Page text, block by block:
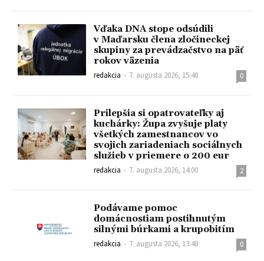
Vďaka DNA stope odsúdili
v Maďarsku člena zločineckej
skupiny za prevádzačstvo na päť
rokov väzenia
redakcia - 7. augusta 2026, 15:40 0
Prilepšia si opatrovateľky aj
kuchárky: Župa zvyšuje platy
všetkých zamestnancov vo
svojich zariadeniach sociálnych
služieb v priemere o 200 eur
redakcia - 7. augusta 2026, 14:00 2
Podávame pomoc
domácnostiam postihnutým
silnými búrkami a krupobitím
redakcia - 7. augusta 2026, 13:48 0